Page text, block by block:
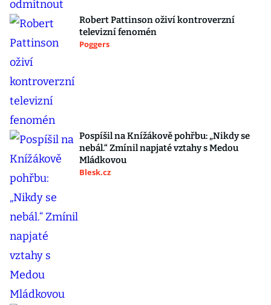
Robert Pattinson oživí kontroverzní
televizní fenomén
Poggers
Pospíšil na Knížákově pohřbu: „Nikdy se
nebál.“ Zmínil napjaté vztahy s Medou
Mládkovou
Blesk.cz